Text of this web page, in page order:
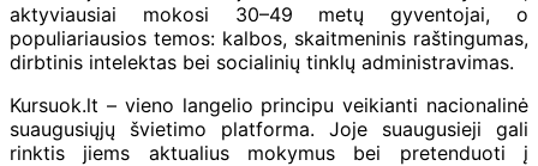
aktyviausiai mokosi 30–49 metų gyventojai, o
populiariausios temos: kalbos, skaitmeninis raštingumas,
dirbtinis intelektas bei socialinių tinklų administravimas.
Kursuok.lt – vieno langelio principu veikianti nacionalinė
suaugusiųjų švietimo platforma. Joje suaugusieji gali
rinktis jiems aktualius mokymus bei pretenduoti į